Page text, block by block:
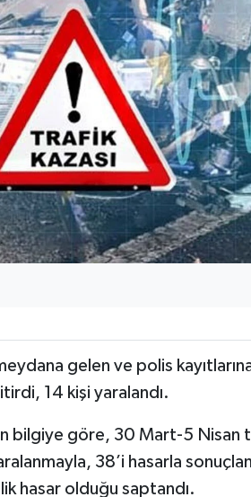
gelen ve polis
14 kişi yaralandı.
bilgiye göre, 30 Mart-5 Nisan
38’i hasarla
hasar olduğu saptandı.